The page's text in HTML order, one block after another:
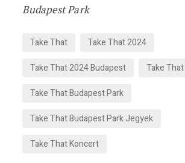
Budapest Park
Take That
Take That 2024
Take That 2024 Budapest
Take
Take That Budapest Park
Take That Budapest Park Jegyek
Take That Koncert